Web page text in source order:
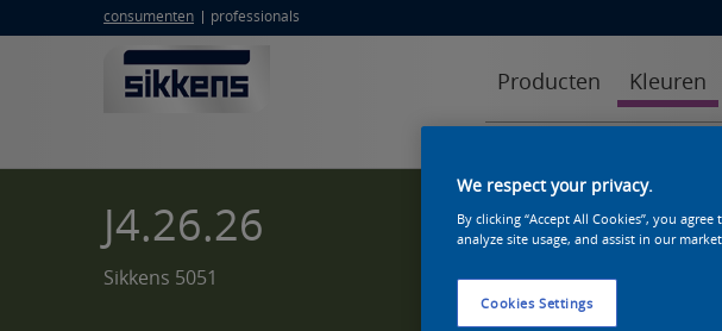
consumenten professionals
Producten Kleuren
J4.26.26
Sikkens 5051
We respect your privacy.
By clicking “Accept All Cookies”, you
analyze site usage, and assist in our
Cookies Settings